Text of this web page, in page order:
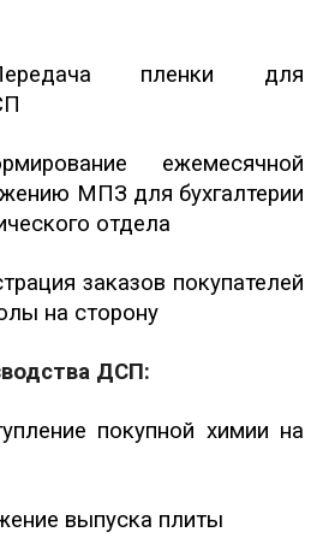
пленки для
ежемесячной
МПЗ для бухгалтерии
отдела
заказов покупателей
на сторону
ДСП:
покупной химии на
выпуска плиты